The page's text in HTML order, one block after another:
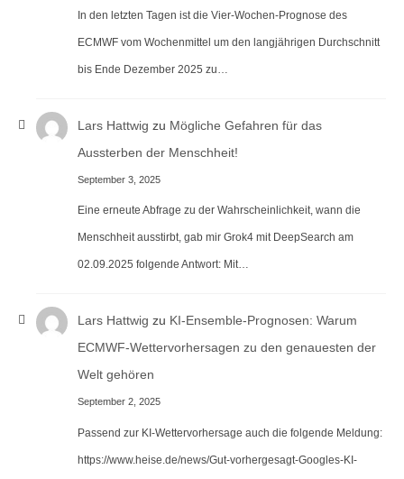
In den letzten Tagen ist die Vier-Wochen-Prognose des
ECMWF vom Wochenmittel um den langjährigen Durchschnitt
bis Ende Dezember 2025 zu…
Lars Hattwig zu Mögliche Gefahren für das
Aussterben der Menschheit!
September 3, 2025
Eine erneute Abfrage zu der Wahrscheinlichkeit, wann die
Menschheit ausstirbt, gab mir Grok4 mit DeepSearch am
02.09.2025 folgende Antwort: Mit…
Lars Hattwig zu KI-Ensemble-Prognosen: Warum
ECMWF-Wettervorhersagen zu den genauesten der
Welt gehören
September 2, 2025
Passend zur KI-Wettervorhersage auch die folgende Meldung:
https://www.heise.de/news/Gut-vorhergesagt-Googles-KI-